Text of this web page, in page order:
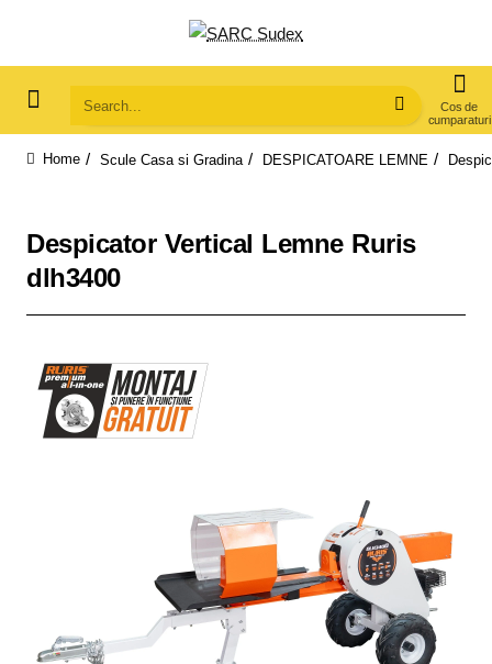
Search...
Scule Casa si Gradina DESPICATOARE LEMNE
Despicator Vertical Lemne Ruris
dlh3400